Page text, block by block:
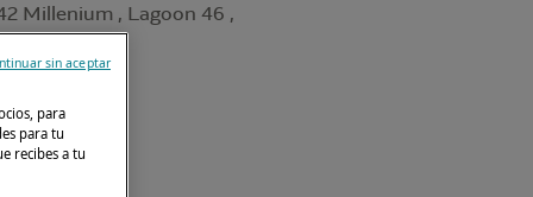
Millenium , Lagoon 46 ,
para
para tu
recibes a tu
sin aceptar